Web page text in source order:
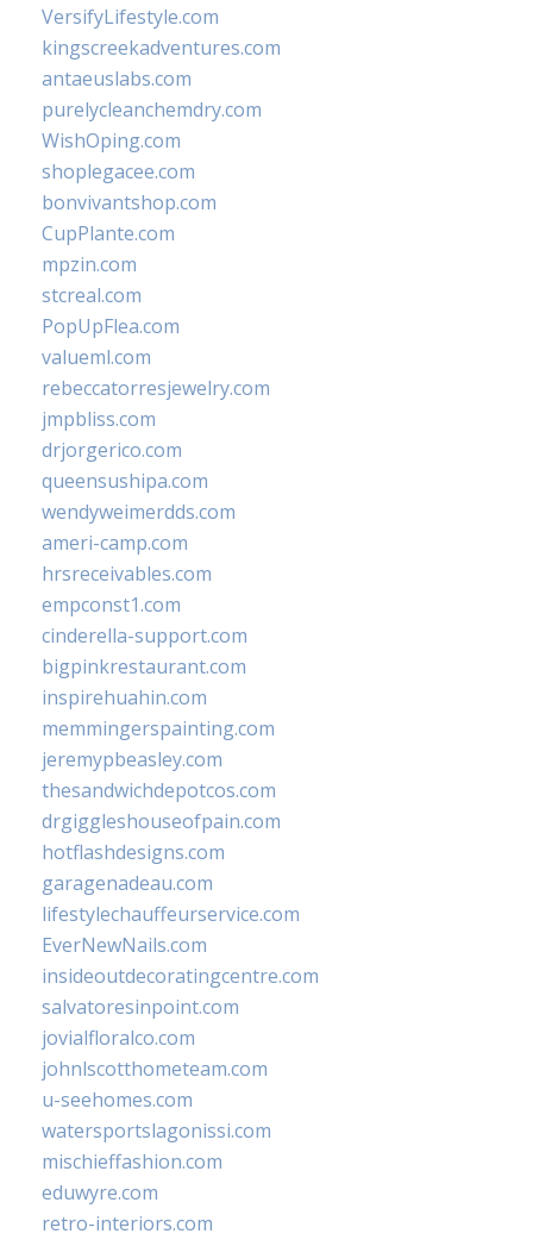
VersifyLifestyle.com
kingscreekadventures.com
antaeuslabs.com
purelycleanchemdry.com
WishOping.com
shoplegacee.com
bonvivantshop.com
CupPlante.com
mpzin.com
stcreal.com
PopUpFlea.com
valueml.com
rebeccatorresjewelry.com
jmpbliss.com
drjorgerico.com
queensushipa.com
wendyweimerdds.com
ameri-camp.com
hrsreceivables.com
empconst1.com
cinderella-support.com
bigpinkrestaurant.com
inspirehuahin.com
memmingerspainting.com
jeremypbeasley.com
thesandwichdepotcos.com
drgiggleshouseofpain.com
hotflashdesigns.com
garagenadeau.com
lifestylechauffeurservice.com
EverNewNails.com
insideoutdecoratingcentre.com
salvatoresinpoint.com
jovialfloralco.com
johnlscotthometeam.com
u-seehomes.com
watersportslagonissi.com
mischieffashion.com
eduwyre.com
retro-interiors.com